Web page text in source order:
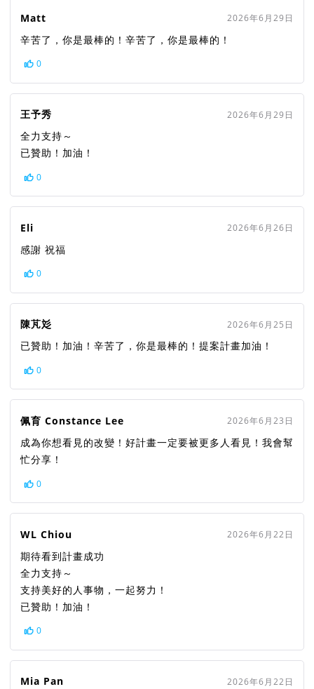
Matt 2026年6月29日
辛苦了，你是最棒的！辛苦了，你是最棒的！
0
王予秀 2026年6月29日
全力支持～
已贊助！加油！
0
Eli 2026年6月26日
感謝 祝福
0
陳芃彣 2026年6月25日
已贊助！加油！辛苦了，你是最棒的！提案計畫加油！
0
佩育 Constance Lee 2026年6月23日
成為你想看見的改變！好計畫一定要被更多人看見！我會幫
忙分享！
0
WL Chiou 2026年6月22日
期待看到計畫成功
全力支持～
支持美好的人事物，一起努力！
已贊助！加油！
0
Mia Pan 2026年6月22日